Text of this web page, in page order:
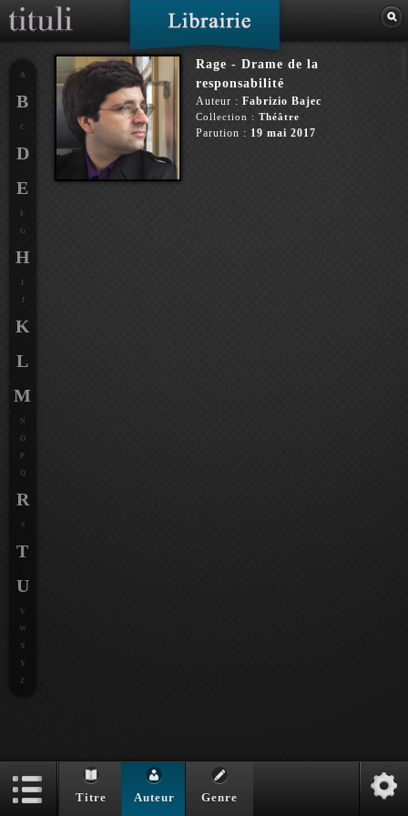
Rage - Drame de la
responsabilité
Auteur : Fabrizio Bajec
Collection : Théâtre
Parution : 19 mai 2017
A
B
C
D
E
F
G
H
J
K
L
M
N
O
P
Q
R
S
T
U
V
W
X
Y
Z
Titre Auteur Genre